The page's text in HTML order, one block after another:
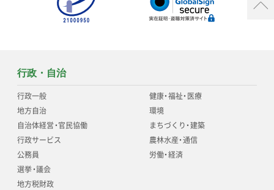
行政・自治
行政一般
地方自治
自治体経営・官民協働
行政サービス
公務員
選挙・議会
地方税財政
健康・福祉・医療
環境
まちづくり・建築
農林水産・通信
労働・経済